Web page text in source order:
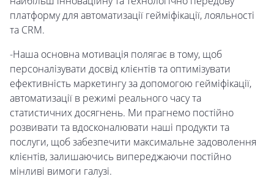
платформу для автоматизації гейміфікації, лояльності
та CRM.
-Наша основна мотивація полягає в тому, щоб
персоналізувати досвід клієнтів та оптимізувати
ефективність маркетингу за допомогою гейміфікації,
автоматизації в режимі реального часу та
статистичних досягнень. Ми прагнемо постійно
розвивати та вдосконалювати наші продукти та
послуги, щоб забезпечити максимальне задоволення
клієнтів, залишаючись випереджаючи постійно
мінливі вимоги галузі.